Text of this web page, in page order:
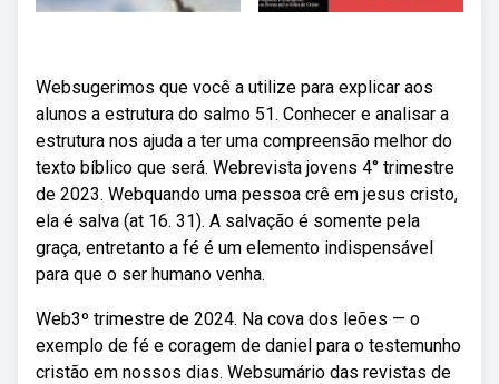
Websugerimos que você a utilize para explicar aos
alunos a estrutura do salmo 51. Conhecer e analisar a
estrutura nos ajuda a ter uma compreensão melhor do
texto bíblico que será. Webrevista jovens 4° trimestre
de 2023. Webquando uma pessoa crê em jesus cristo,
ela é salva (at 16. 31). A salvação é somente pela
graça, entretanto a fé é um elemento indispensável
para que o ser humano venha.
Web3º trimestre de 2024. Na cova dos leões — o
exemplo de fé e coragem de daniel para o testemunho
cristão em nossos dias. Websumário das revistas de